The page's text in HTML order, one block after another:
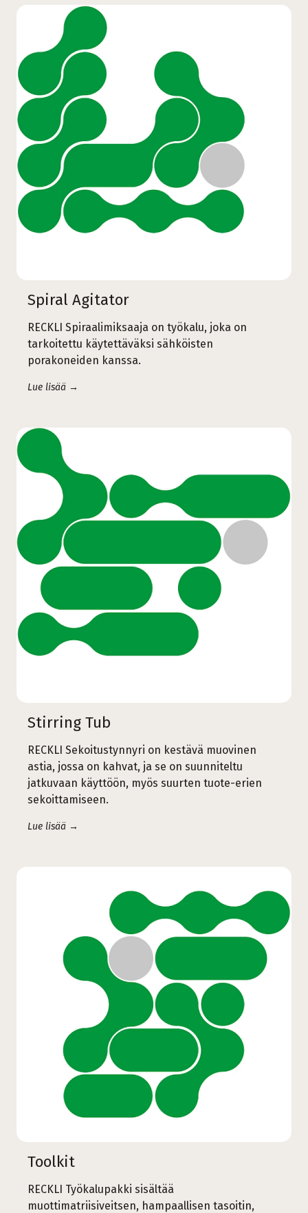
Spiral Agitator
RECKLI Spiraalimiksaaja on työkalu, joka on
tarkoitettu käytettäväksi sähköisten
porakoneiden kanssa.
Lue lisää →
Stirring Tub
RECKLI Sekoitustynnyri on kestävä muovinen
astia, jossa on kahvat, ja se on suunniteltu
jatkuvaan käyttöön, myös suurten tuote-erien
sekoittamiseen.
Lue lisää →
Toolkit
RECKLI Työkalupakki sisältää
muottimatriisiveitsen, hampaallisen tasoitin,